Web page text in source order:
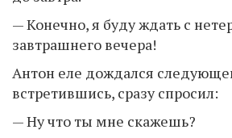
— Конечно, я буду ждать с
завтрашнего вечера!
Антон еле дождался
встретившись, сразу спросил:
— Ну что ты мне скажешь?